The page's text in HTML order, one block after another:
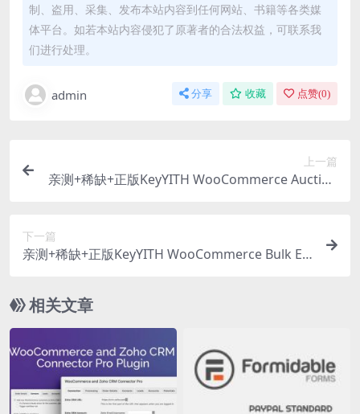
制、盗用、采集、发布本站内容到任何网站、书籍等各类媒
体平台。如若本站内容侵犯了原著者的合法权益，可联系我
们进行处理。
admin 分享 收藏 点赞(0)
上一篇
亲测+稀缺+正版KeyYITH WooCommerce Auction
下一篇
亲测+稀缺+正版KeyYITH WooCommerce Bulk Edi
相关文章